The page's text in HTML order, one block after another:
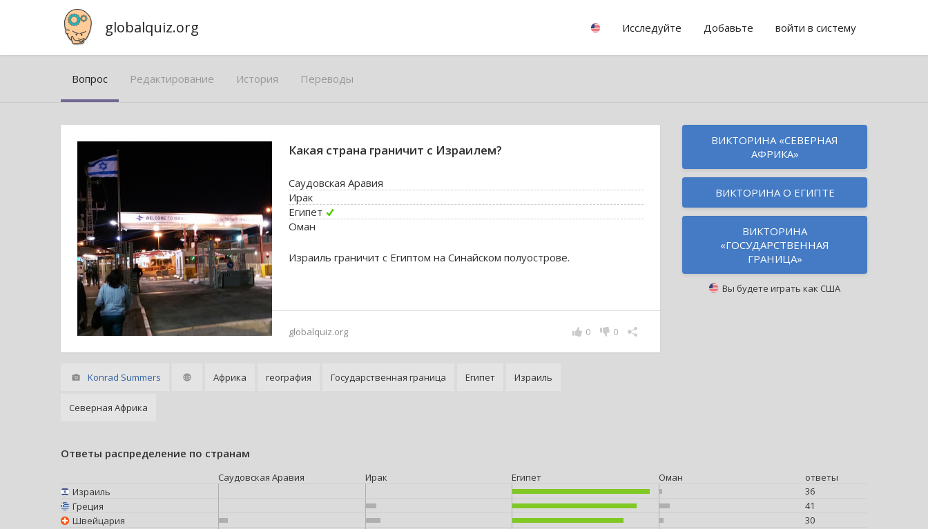
globalquiz.org Исследуйте Добавьте войти в систему
Вопрос Редактирование История Переводы
Какая страна граничит с Израилем?
Саудовская Аравия
Ирак
Египет
Оман
Израиль граничит с Египтом на Синайском полуострове.
globalquiz.org 0
0
Konrad Summers Африка география Государственная граница Египет Израиль
Северная Африка
ВИКТОРИНА «СЕВЕРНАЯ
АФРИКА»
ВИКТОРИНА О ЕГИПТЕ
ВИКТОРИНА
«ГОСУДАРСТВЕННАЯ
ГРАНИЦА»
Вы будете играть как США
Ответы распределение по странам
Саудовская Аравия Ирак Египет Оман
ответы
Израиль
36
Греция
41
Швейцария
30